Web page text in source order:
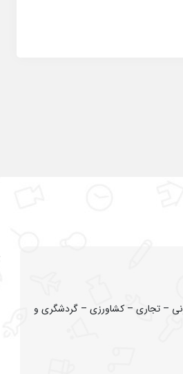
– تجاری – کشاورزی – گردشگری و